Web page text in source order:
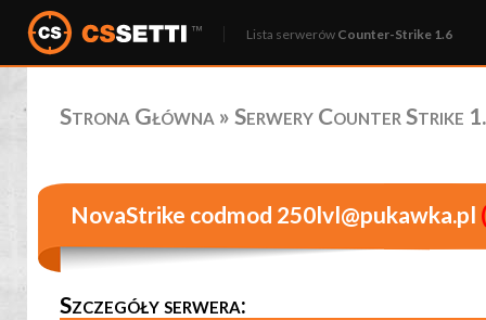
Lista serwerów Counter-Strike 1.6
Strona Główna » Serwery Counter Strike
NovaStrike codmod 250lvl@pukawka.pl
Szczegóły serwera: